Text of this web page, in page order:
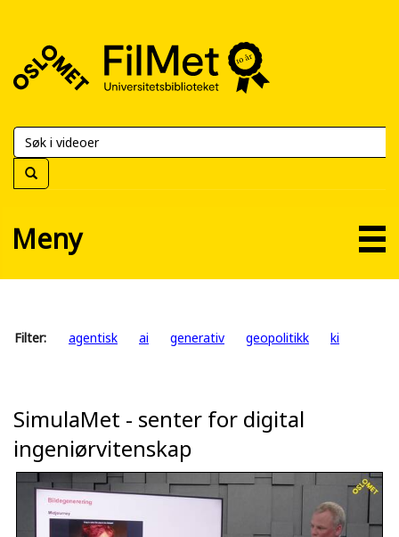
FilMet
Universitetsbiblioteket
Meny
Filter: agentisk ai generativ geopolitikk ki
SimulaMet - senter for digital
ingeniørvitenskap